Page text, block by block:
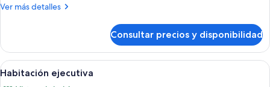
Ver más detalles
Más
Deluxe
Consultar precios y disponibilidad
Abrir
todas
Una habitación de hotel moderna
6
Habitación ejecutiva